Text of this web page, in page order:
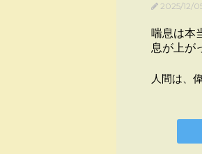
2025/12/
喘息は本
息が上が
人間は、